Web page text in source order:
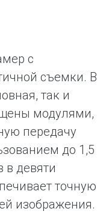
с
съемки. В
так и
модулями,
передачу
до 1,5
в девяти
точную
изображения.